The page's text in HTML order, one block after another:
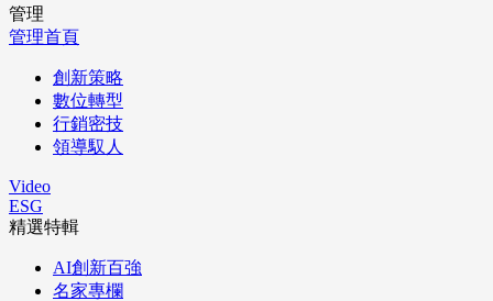
管理
管理首頁
創新策略
數位轉型
行銷密技
領導馭人
Video
ESG
精選特輯
AI創新百強
名家專欄